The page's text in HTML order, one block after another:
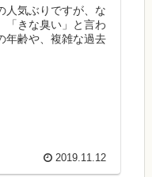
人気ぶりですが、な
「きな臭い」と言わ
年齢や、複雑な過去
2019.11.12